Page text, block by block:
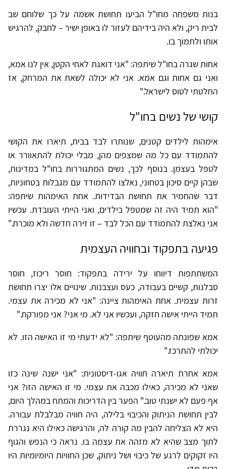
בנות משפחה מחו"ל הביעו תחושת אשמה על כך שלוחם שב
לבית ריק, ולא היה בידיהם לעזור לו באופן ישיר – לחבק, להרגיש
אותו ולתמוך בו.
אחות שגרה בחו"ל שיתפה: "אני דואגת לאחי הקטן, אין לנו אמא,
ואני גם אחות וגם אמא. אני לא יכולה לשאת את המרחק, אז
החלטתי לטוס לישראל."
קושי של נשים בחו"ל
אימהות לילדים קטנים, שנותרו לבד בבית, תיארו את הקושי
להתמודד עם כל מה שמצפים מהן, מבלי יכולת להתאוורר או
לטפל בעצמן. בנוסף לכך, נשים המתגוררות בחו"ל במדינות,
שבהן קיים סיכון בטחוני, נאלצו להתמודד עם מגבלות בטחוניות,
דבר שהחמיר את תחושת הבדידות. אחת האימהות שיתפה:
"הוא תמיד היה זה שמטפל בילדים, ואני הייתי העובדת. עכשיו
אני נאלצת להתמודד עם הכל לבד – זו זירה חדשה ולא מוכרת."
פגיעה בתפקוד ובחוויה העצמית
המשתתפות דיווחו על ירידה בתפקוד: חוסר ריכוז, חוסר
סבלנות, קשיים בעבודה, כעס ועצבנות. שינויים אלו יצרו תחושת
זרות עצמית. אחת האימהות ציינה: "אני לא מכירה את עצמי.
תמיד הייתי אישה חזקה, ועכשיו אני לא. מי אני? אני מפורקת."
אמא שפונתה מהעוטף שיתפה: "לא ידעתי מי זו האישה הזו. לא
יכולתי להתרכז."
אמא אחרת תיארה חוויה אגו-דיסטונית: "אני ישנה שינה כזו
שאני לא מכירה, כאילו מכבה את עצמי. מי זו האישה הזו? אני
אף פעם לא ישנתי טוב." הפער בין הדריכות והמתח במהלך היום,
לבין תחושת הניתוק והכיבוי בלילה, היה חוויה מבלבלת עבורה.
היא לא הצליחה להבין מה קורה לה, והרגישה כאילו היא נגררת
לתוך מצב שהיא לא מזהה את עצמה בו. נראה כי הנפש והגוף
היו זקוקים לרגע של כיבוי ושל ניתוק, שכן החוויות היומיומיות היו